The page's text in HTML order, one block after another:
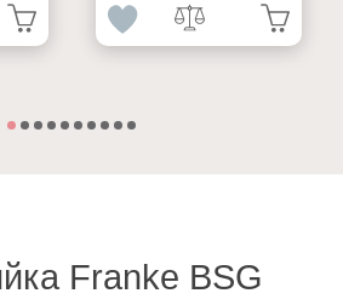
Franke BSG